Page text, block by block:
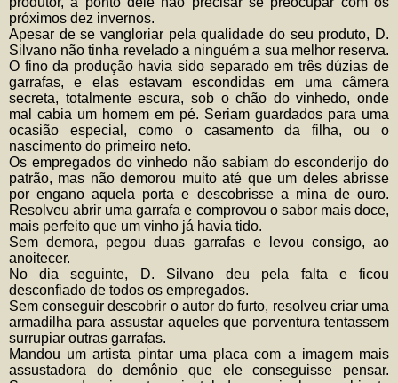
próximos dez invernos.
Apesar de se vangloriar pela qualidade do seu produto, D.
Silvano não tinha revelado a ninguém a sua melhor reserva.
O fino da produção havia sido separado em três dúzias de
garrafas, e elas estavam escondidas em uma câmera
secreta, totalmente escura, sob o chão do vinhedo, onde
mal cabia um homem em pé. Seriam guardados para uma
ocasião especial, como o casamento da filha, ou o
nascimento do primeiro neto.
Os empregados do vinhedo não sabiam do esconderijo do
patrão, mas não demorou muito até que um deles abrisse
por engano aquela porta e descobrisse a mina de ouro.
Resolveu abrir uma garrafa e comprovou o sabor mais doce,
mais perfeito que um vinho já havia tido.
Sem demora, pegou duas garrafas e levou consigo, ao
anoitecer.
No dia seguinte, D. Silvano deu pela falta e ficou
desconfiado de todos os empregados.
Sem conseguir descobrir o autor do furto, resolveu criar uma
armadilha para assustar aqueles que porventura tentassem
surrupiar outras garrafas.
Mandou um artista pintar uma placa com a imagem mais
assustadora do demônio que ele conseguisse pensar.